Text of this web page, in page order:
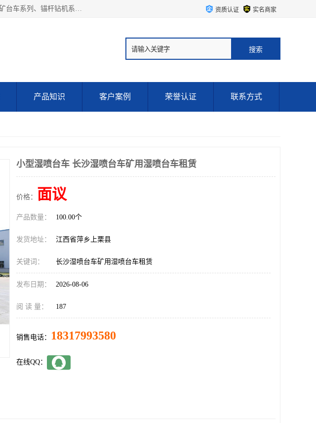
江西鑫通机械制造有限公司主营产品：履带装载机（扒渣机）系列、凿岩台车系列、湿喷台车系列、采矿台车系列、锚杆钻机系列、梭式矿车系列、电机车系列、砼搅拌运输车系列及后配套系列。公司在不断提升自身技术研发能力的同时引进德国、瑞典等国外先进技术和工艺，广泛征询用户意见，扬长避短，日趋完善和成熟，赢得了广大用户的青睐。 资质认证 实名商家
产品知识 客户案例 荣誉认证 联系方式
小型湿喷台车 长沙湿喷台车矿用湿喷台车租赁
价格： 面议
产品数量： 100.00个
发货地址： 江西省萍乡上栗县
关键词： 长沙湿喷台车矿用湿喷台车租赁
发布日期： 2026-08-06
阅 读 量： 187
销售电话： 18317993580
在线QQ：